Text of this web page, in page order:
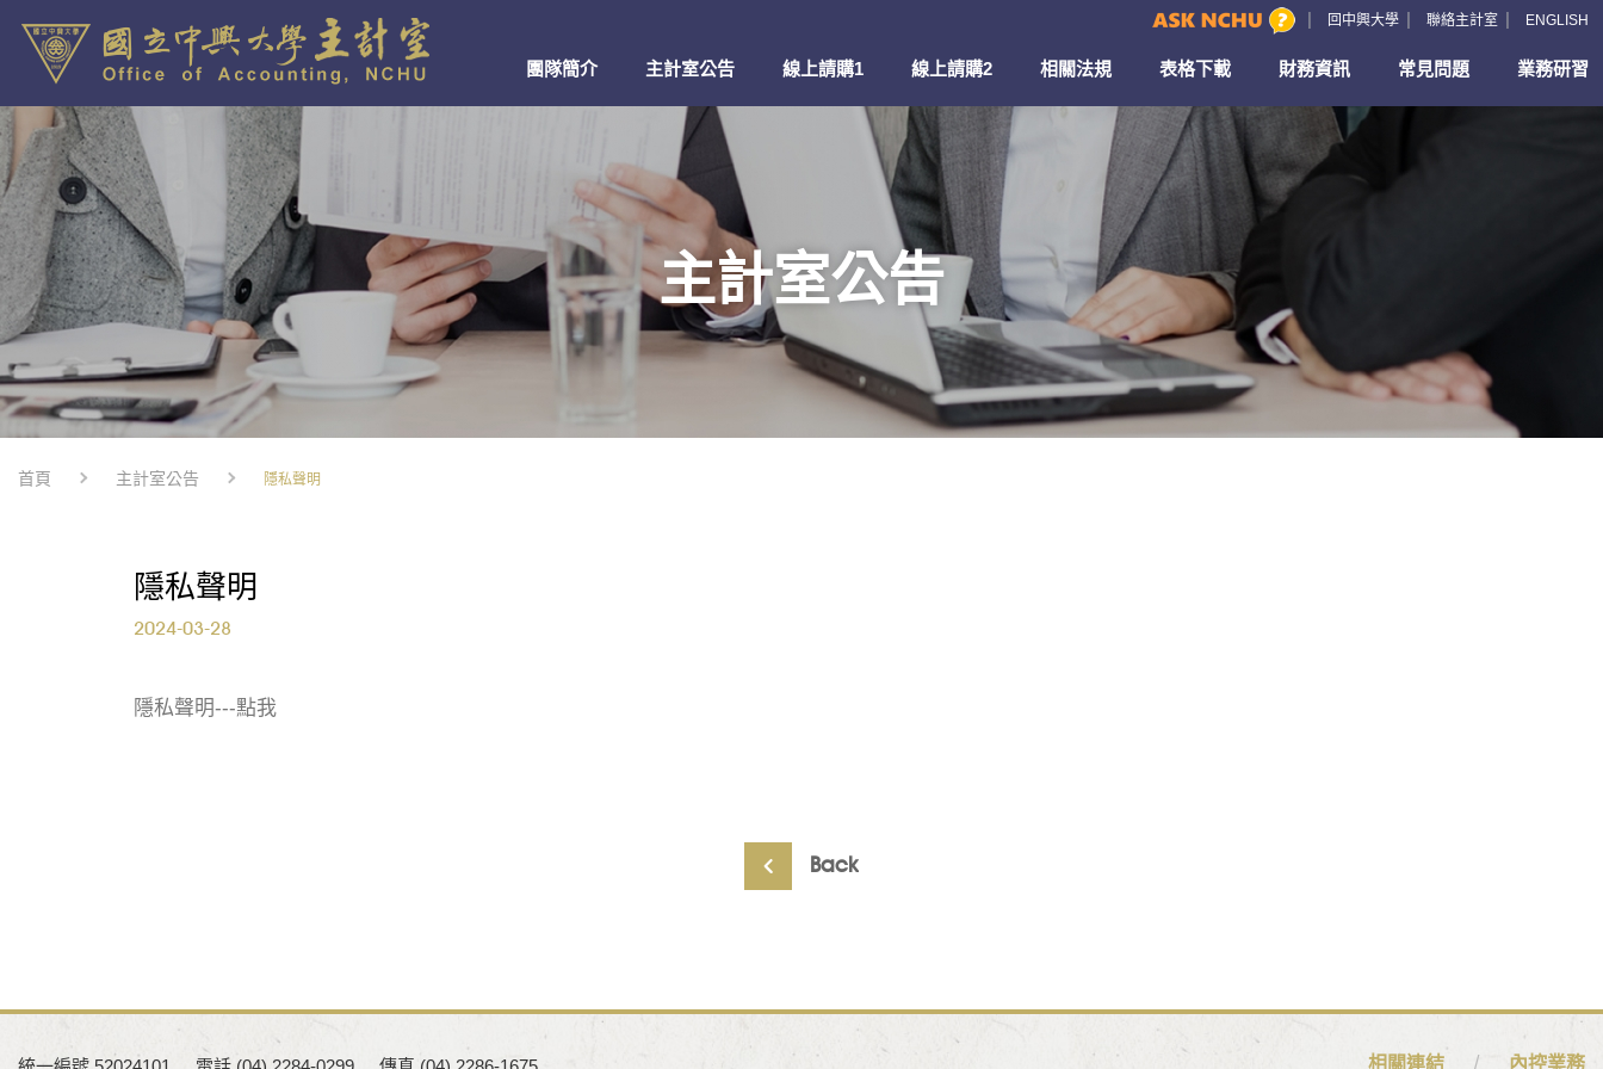
回中興大學 聯絡主計室 ENGLISH
團隊簡介 主計室公告 線上請購1 線上請購2 相關法規 表格下載 財務資訊 常見問題 業務研習
主計室公告
首頁 主計室公告 隱私聲明
隱私聲明
2024-03-28
隱私聲明---點我
Back
相關連結 內控業務